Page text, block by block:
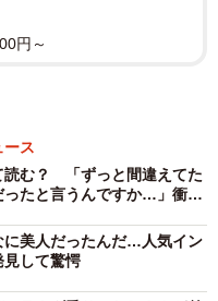
2/5
stock.adobe.com）
銅です。「亜酸化銅と
円～
ース
む？ 「ずっと間違えてた
たと言うんですか…」衝撃
に美人だったんだ…人気イン
見して驚愕